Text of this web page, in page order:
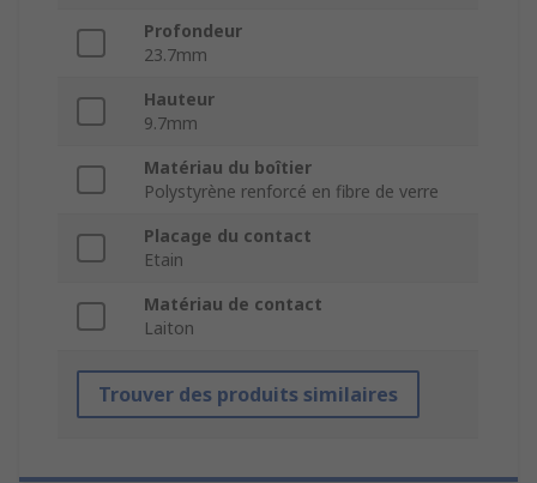
Profondeur
23.7mm
Hauteur
9.7mm
Matériau du boîtier
Polystyrène renforcé en fibre de verre
Placage du contact
Etain
Matériau de contact
Laiton
Trouver des produits similaires